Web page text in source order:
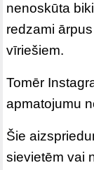
nenoskūta
redzami
vīriešiem.
Tomēr
apmatojumu
Šie
sievietēm vai